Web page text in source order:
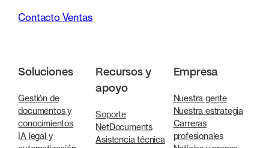
Contacto Ventas
Soluciones
Gestión de
documentos y
conocimientos
IA legal y
Recursos y
apoyo
Soporte
NetDocuments
Asistencia técnica
Empresa
Nuestra gente
Nuestra estrategia
Carreras
profesionales